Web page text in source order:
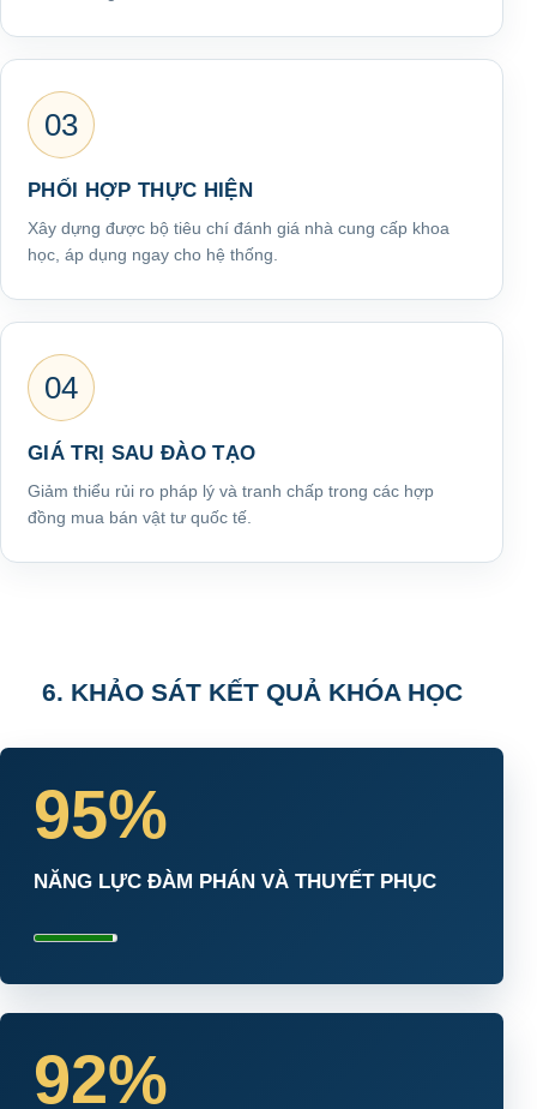
03
PHỐI HỢP THỰC HIỆN
Xây dựng được bộ tiêu chí đánh giá nhà cung cấp khoa
học, áp dụng ngay cho hệ thống.
04
GIÁ TRỊ SAU ĐÀO TẠO
Giảm thiểu rủi ro pháp lý và tranh chấp trong các hợp
đồng mua bán vật tư quốc tế.
6. KHẢO SÁT KẾT QUẢ KHÓA HỌC
95%
NĂNG LỰC ĐÀM PHÁN VÀ THUYẾT PHỤC
92%